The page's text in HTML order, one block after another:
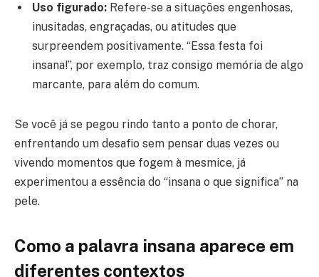
Uso figurado: Refere-se a situações engenhosas,
inusitadas, engraçadas, ou atitudes que
surpreendem positivamente. “Essa festa foi
insana!”, por exemplo, traz consigo memória de algo
marcante, para além do comum.
Se você já se pegou rindo tanto a ponto de chorar,
enfrentando um desafio sem pensar duas vezes ou
vivendo momentos que fogem à mesmice, já
experimentou a essência do “insana o que significa” na
pele.
Como a palavra insana aparece em
diferentes contextos